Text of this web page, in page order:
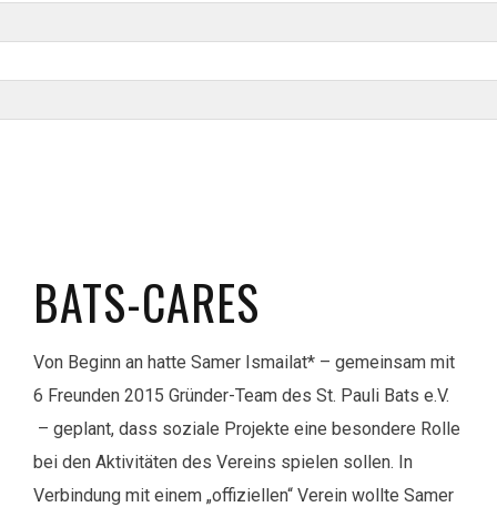
BATS-CARES
Von Beginn an hatte Samer Ismailat* – gemeinsam mit
6 Freunden 2015 Gründer-Team des St. Pauli Bats e.V.
– geplant, dass soziale Projekte eine besondere Rolle
bei den Aktivitäten des Vereins spielen sollen. In
Verbindung mit einem „offiziellen“ Verein wollte Samer